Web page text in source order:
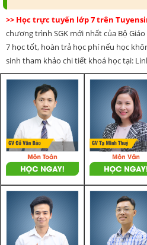
>> Học trực tuyến lớp 7 trên
chương trình SGK mới nhất của Bộ
7 học tốt, hoàn trả học phí nếu học
sinh tham khảo chi tiết khoá học tại: